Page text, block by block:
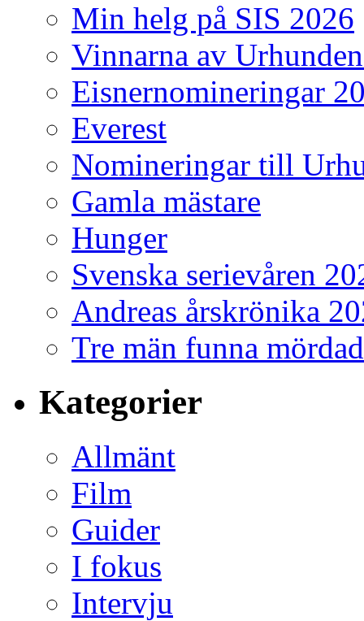
Min helg på SIS 2026
Vinnarna av
Eisnernomineringar
Everest
Nomineringar till
Gamla mästare
Hunger
Svenska serievåren
Andreas årskrönika
Tre män funna
Kategorier
Allmänt
Film
Guider
I fokus
Intervju